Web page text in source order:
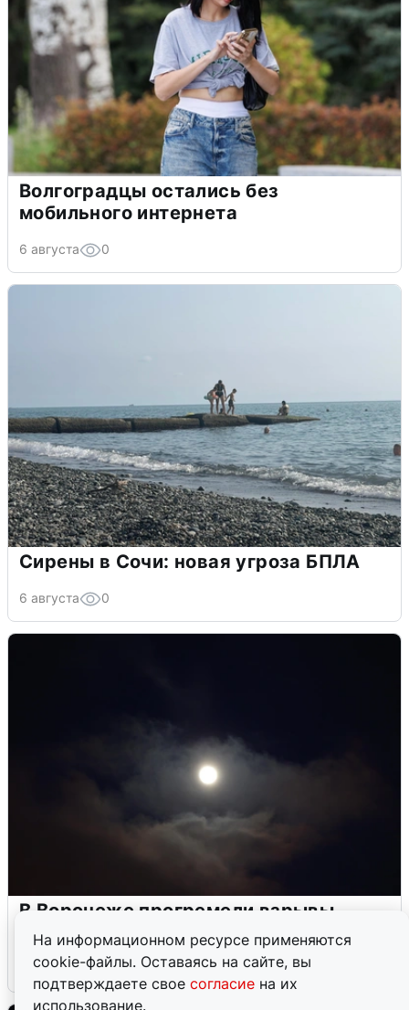
На информационном ресурсе применяются
cookie-файлы. Оставаясь на сайте, вы
подтверждаете свое согласие на их
использование.
Волгоградцы остались без
мобильного интернета
6 августа 0
Сирены в Сочи: новая угроза БПЛА
6 августа 0
В Воронеже прогремели взрывы
после сигнала тревоги
5 августа 0